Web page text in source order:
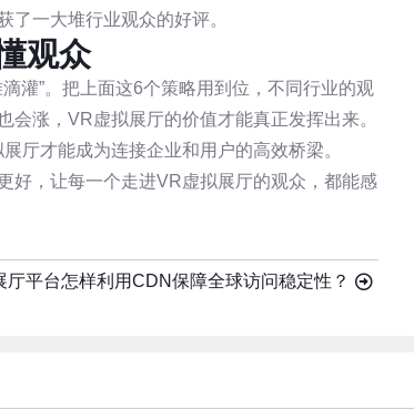
一大堆行业观众的好评。
观众
灌”。把上面这6个策略用到位，不同行业的观
涨，VR虚拟展厅的价值才能真正发挥出来。
厅才能成为连接企业和用户的高效桥梁。
好，让每一个走进VR虚拟展厅的观众，都能感
厅平台怎样利用CDN保障全球访问稳定性？